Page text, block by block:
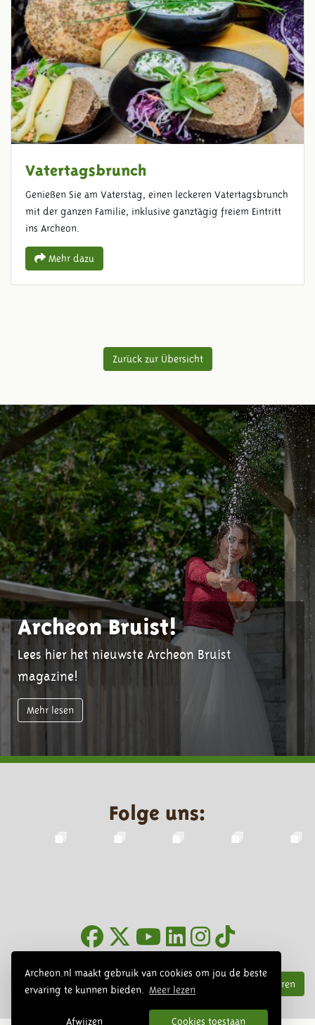
Archeon.nl maakt gebruik van cookies om jou de beste
ervaring te kunnen bieden.
Meer lezen
Afwijzen Cookies toestaan
Vatertagsbrunch
Genießen Sie am Vaterstag, einen leckeren Vatertagsbrunch
mit der ganzen Familie, inklusive ganztägig freiem Eintritt
ins Archeon.
Mehr dazu
Zurück zur Übersicht
Archeon Bruist!
Lees hier het nieuwste Archeon Bruist
magazine!
Mehr lesen
Folge uns:
Abonnieren